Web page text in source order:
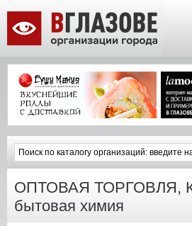
ОПТОВАЯ ТОРГОВЛЯ,
бытовая химия